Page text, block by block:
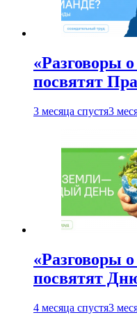
«Разговоры
посвятят
3 месяца спустя3
«Разговоры
посвятят
4 месяца спустя3